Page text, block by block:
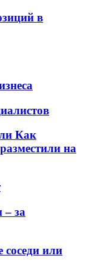
в
Как
на
– за
или